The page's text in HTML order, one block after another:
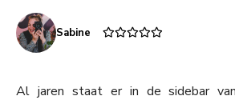
Sabine
Al jaren staat er in de sidebar